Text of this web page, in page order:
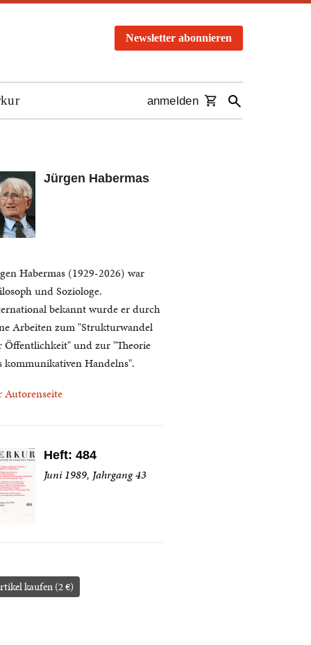
Newsletter abonnieren
anmelden
Jürgen Habermas
Habermas (1929-2026) war
und Soziologe.
bekannt wurde er durch
Arbeiten zum "Strukturwandel
Öffentlichkeit" und zur "Theorie
kommunikativen Handelns".
Autorenseite
Heft: 484
Juni 1989, Jahrgang 43
kaufen (2 €)